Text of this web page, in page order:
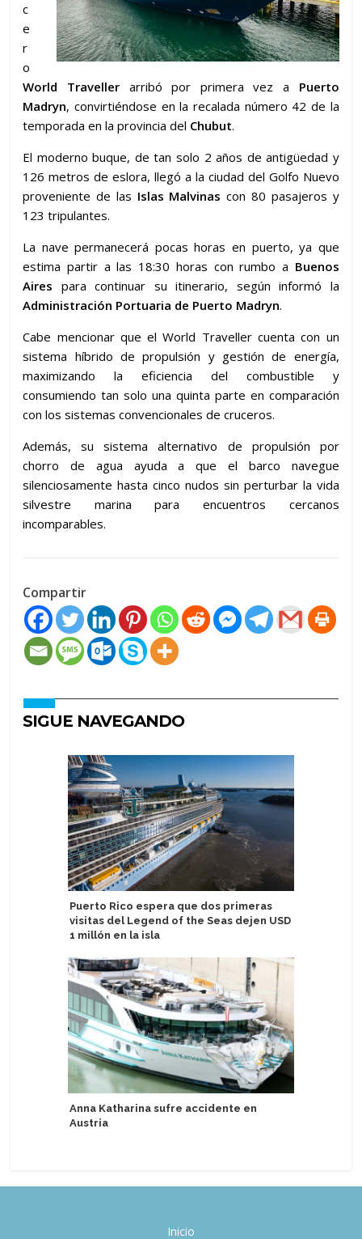
c
e
r
o
World Traveller arribó por primera vez a Puerto
Madryn, convirtiéndose en la recalada número 42 de la
temporada en la provincia del Chubut.
El moderno buque, de tan solo 2 años de antigüedad y
126 metros de eslora, llegó a la ciudad del Golfo Nuevo
proveniente de las Islas Malvinas con 80 pasajeros y
123 tripulantes.
La nave permanecerá pocas horas en puerto, ya que
estima partir a las 18:30 horas con rumbo a Buenos
Aires para continuar su itinerario, según informó la
Administración Portuaria de Puerto Madryn.
Cabe mencionar que el World Traveller cuenta con un
sistema híbrido de propulsión y gestión de energía,
maximizando la eficiencia del combustible y
consumiendo tan solo una quinta parte en comparación
con los sistemas convencionales de cruceros.
Además, su sistema alternativo de propulsión por
chorro de agua ayuda a que el barco navegue
silenciosamente hasta cinco nudos sin perturbar la vida
silvestre marina para encuentros cercanos
incomparables.
Compartir
SIGUE NAVEGANDO
Puerto Rico espera que dos primeras
visitas del Legend of the Seas dejen USD
1 millón en la isla
Anna Katharina sufre accidente en
Austria
Inicio